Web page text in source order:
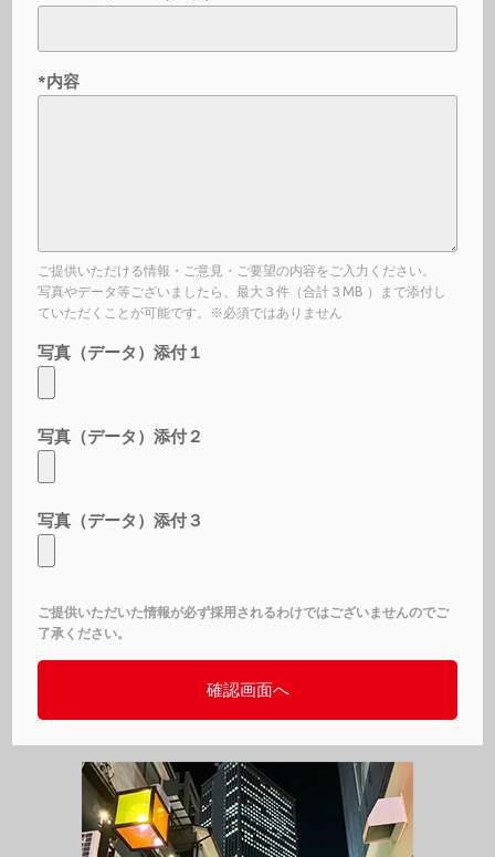
*内容
ご提供いただける情報・ご意見・ご要望の内容をご入力ください。
写真やデータ等ございましたら、最大３件（合計３MB ）まで添付し
ていただくことが可能です。※必須ではありません
写真（データ）添付１
写真（データ）添付２
写真（データ）添付３
ご提供いただいた情報が必ず採用されるわけではございませんのでご
了承ください。